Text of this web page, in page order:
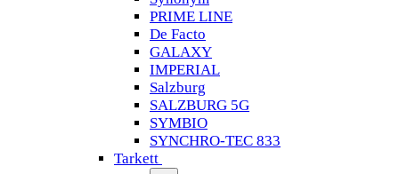
PRIME LINE
De Facto
GALAXY
IMPERIAL
Salzburg
SALZBURG 5G
SYMBIO
SYNCHRO-TEC 833
Tarkett